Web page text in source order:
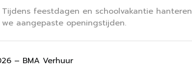
Tijdens feestdagen en schoolvakantie hanteren
we aangepaste openingstijden.
– BMA Verhuur